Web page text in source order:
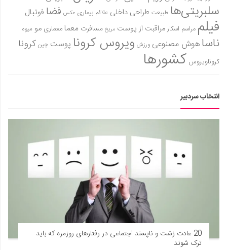
سلبریتی‌ها طبیعت طراحی داخلی علائم بیماری عکس فضا فوتبال
فیلم مراسم اسکارمراقبت از پوست مریخ مسافرت معمامعماری مو میوه
ناساهوش مصنوعی ورزش ویروس کرونا پوست چین کرونا
کروناویروس کشورها
انتخاب سردبیر
20 عادت زشت و ناپسند اجتماعی در رفتارهای روزمره که باید
ترک شوند